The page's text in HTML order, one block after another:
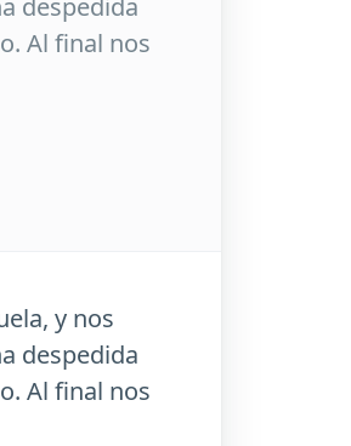
despedida
Al final nos
y nos
despedida
Al final nos